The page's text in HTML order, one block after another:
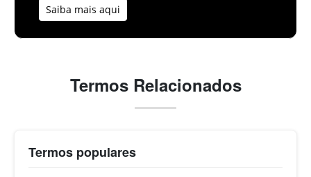
Saiba mais aqui
Termos Relacionados
Termos populares